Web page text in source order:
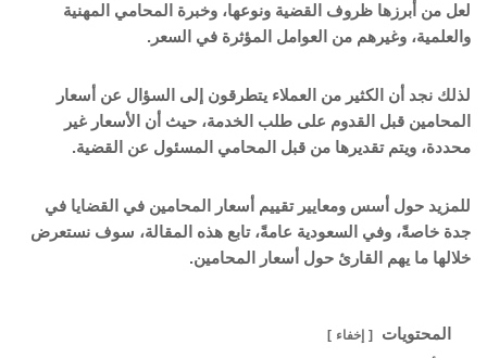
لعل من أبرزها ظروف القضية ونوعها، وخبرة المحامي المهنية
والعلمية، وغيرهم من العوامل المؤثرة في السعر.
لذلك نجد أن الكثير من العملاء يتطرقون إلى السؤال عن أسعار
المحامين قبل القدوم على طلب الخدمة، حيث أن الأسعار غير
محددة، ويتم تقديرها من قبل المحامي المسئول عن القضية.
للمزيد حول أسس ومعايير تقييم أسعار المحامين في القضايا في
جدة خاصةً، وفي السعودية عامةً، تابع هذه المقالة، سوف نستعرض
خلالها ما يهم القارئ حول أسعار المحامين.
المحتويات إخفاء